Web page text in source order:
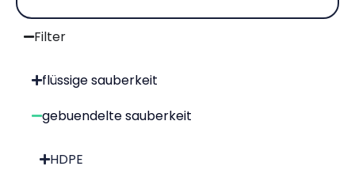
Filter
flüssige sauberkeit
gebuendelte sauberkeit
HDPE